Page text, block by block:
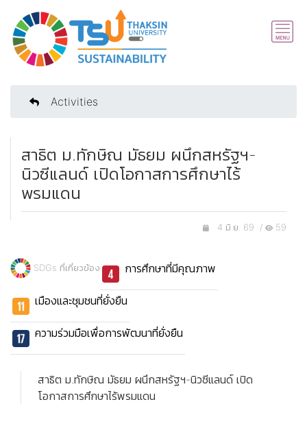
Activities
สาธิต ม.ทักษิณ มัธยม ผนึกสหรัฐฯ-
นิวซีแลนด์ เปิดโอกาสการศึกษาไร้
พรมแดน
4 มิ.ย. 69 / 59
SDGs ที่เกี่ยวข้อง การศึกษาที่มีคุณภาพ
เมืองและชุมชนที่ยั่งยืน
ความร่วมมือเพื่อการพัฒนาที่ยั่งยืน
สาธิต ม.ทักษิณ มัธยม ผนึกสหรัฐฯ-นิวซีแลนด์ เปิด
โอกาสการศึกษาไร้พรมแดน